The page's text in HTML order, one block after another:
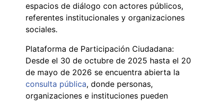
espacios de diálogo con actores públicos,
referentes institucionales y organizaciones
sociales.
Plataforma de Participación Ciudadana:
Desde el 30 de octubre de 2025 hasta el 20
de mayo de 2026 se encuentra abierta la
consulta pública, donde personas,
organizaciones e instituciones pueden